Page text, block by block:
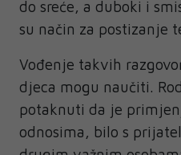
do sreće, a duboki i
su način za postizanje
Vođenje takvih
djeca mogu naučiti.
potaknuti da je
odnosima, bilo s